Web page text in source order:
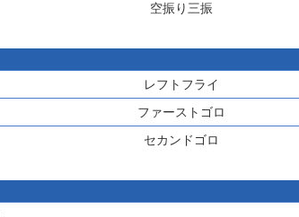
空振り三振
レフトフライ
ファーストゴロ
セカンドゴロ